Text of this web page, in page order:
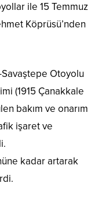
ile 15 Temmuz
Köprüsü’nden
Otoyolu
(1915 Çanakkale
bakım ve onarım
işaret ve
kadar artarak